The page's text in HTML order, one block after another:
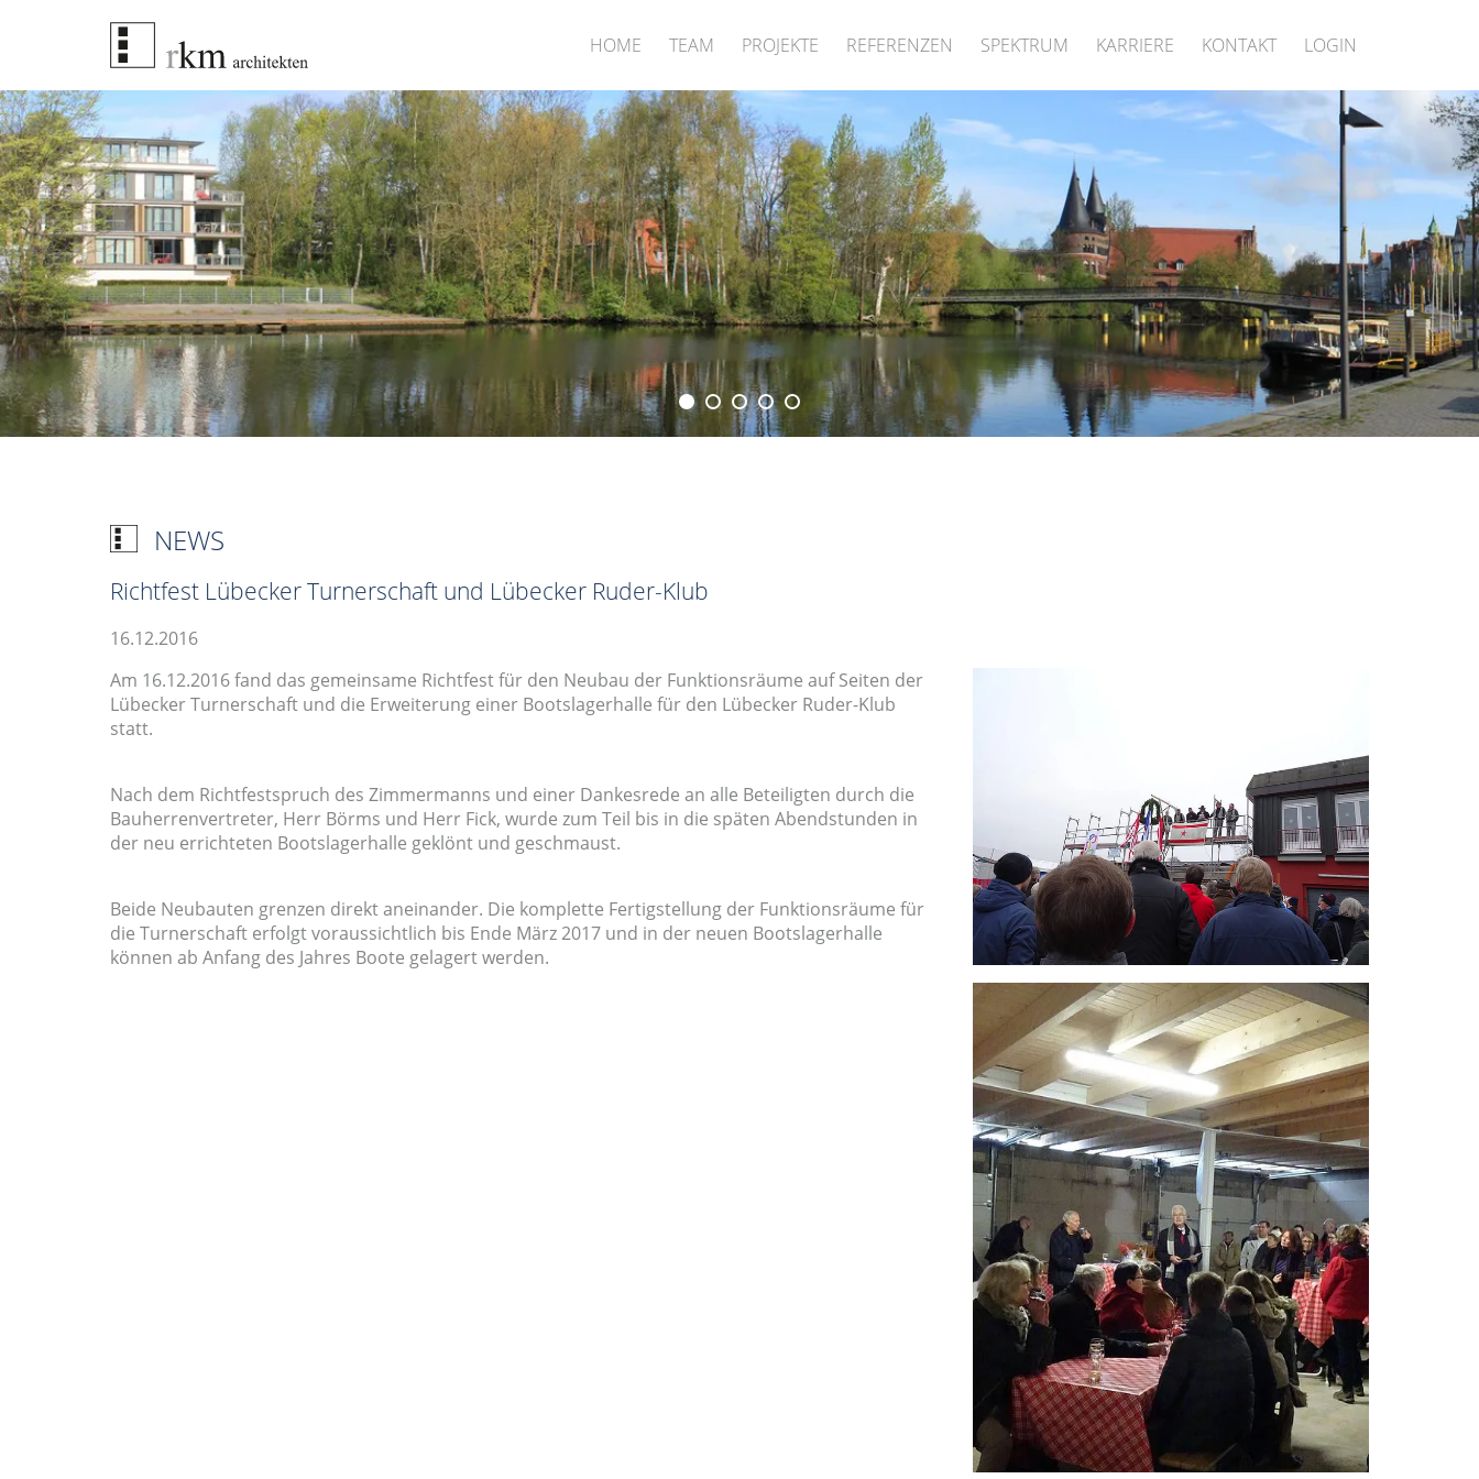
HOME TEAM PROJEKTE REFERENZEN SPEKTRUM KARRIERE KONTAKT LOGIN
NEWS
Richtfest Lübecker Turnerschaft und Lübecker Ruder-Klub
16.12.2016
Am 16.12.2016 fand das gemeinsame Richtfest für den Neubau der Funktionsräume auf Seiten der
Lübecker Turnerschaft und die Erweiterung einer Bootslagerhalle für den Lübecker Ruder-Klub
statt.
Nach dem Richtfestspruch des Zimmermanns und einer Dankesrede an alle Beteiligten durch die
Bauherrenvertreter, Herr Börms und Herr Fick, wurde zum Teil bis in die späten Abendstunden in
der neu errichteten Bootslagerhalle geklönt und geschmaust.
Beide Neubauten grenzen direkt aneinander. Die komplette Fertigstellung der Funktionsräume für
die Turnerschaft erfolgt voraussichtlich bis Ende März 2017 und in der neuen Bootslagerhalle
können ab Anfang des Jahres Boote gelagert werden.